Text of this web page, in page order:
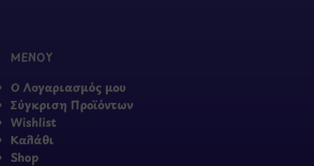
ΜΕΝΟΥ
Ο Λογαριασμός μου
Σύγκριση Προϊόντων
Wishlist
Καλάθι
Shop